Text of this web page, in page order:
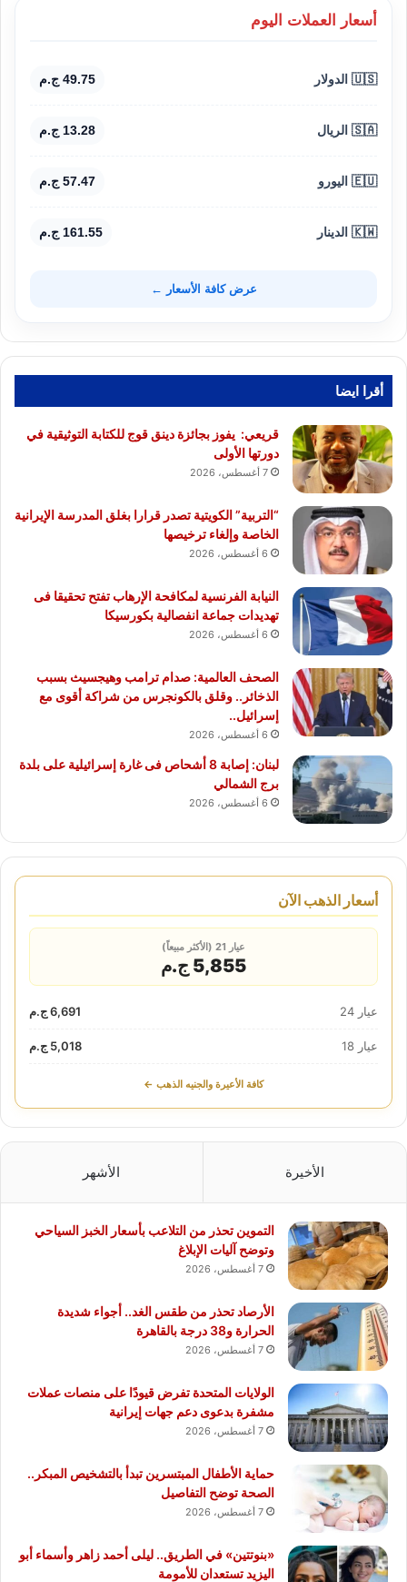
أسعار العملات اليوم
🇺🇸 الدولار 49.75 ج.م
🇸🇦 الريال 13.28 ج.م
🇪🇺 اليورو 57.47 ج.م
🇰🇼 الدينار 161.55 ج.م
عرض كافة الأسعار ←
أقرا ايضا
قريعي: يفوز بجائزة دينق قوج للكتابة التوثيقية في
دورتها الأولى
7 أغسطس، 2026
“التربية” الكويتية تصدر قرارا بغلق المدرسة الإيرانية
الخاصة وإلغاء ترخيصها
6 أغسطس، 2026
النيابة الفرنسية لمكافحة الإرهاب تفتح تحقيقا فى
تهديدات جماعة انفصالية بكورسيكا
6 أغسطس، 2026
الصحف العالمية: صدام ترامب وهيجسيث بسبب
الذخائر.. وقلق بالكونجرس من شراكة أقوى مع
إسرائيل..
6 أغسطس، 2026
لبنان: إصابة 8 أشحاص فى غارة إسرائيلية على بلدة
برج الشمالي
6 أغسطس، 2026
أسعار الذهب الآن
عيار 21 (الأكثر مبيعاً)
5,855 ج.م
عيار 24 6,691 ج.م
عيار 18 5,018 ج.م
كافة الأعيرة والجنيه الذهب ←
الأخيرة الأشهر
التموين تحذر من التلاعب بأسعار الخبز السياحي
وتوضح آليات الإبلاغ
7 أغسطس، 2026
الأرصاد تحذر من طقس الغد.. أجواء شديدة
الحرارة و38 درجة بالقاهرة
7 أغسطس، 2026
الولايات المتحدة تفرض قيودًا على منصات عملات
مشفرة بدعوى دعم جهات إيرانية
7 أغسطس، 2026
حماية الأطفال المبتسرين تبدأ بالتشخيص المبكر..
الصحة توضح التفاصيل
7 أغسطس، 2026
«بنوتتين» في الطريق.. ليلى أحمد زاهر وأسماء أبو
اليزيد تستعدان للأمومة